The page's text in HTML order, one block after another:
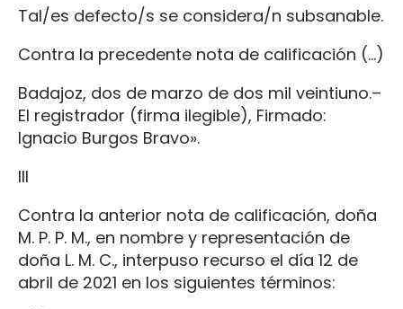
Tal/es defecto/s se considera/n subsanable.
Contra la precedente nota de calificación (…)
Badajoz, dos de marzo de dos mil veintiuno.–
El registrador (firma ilegible), Firmado:
Ignacio Burgos Bravo».
III
Contra la anterior nota de calificación, doña
M. P. P. M., en nombre y representación de
doña L. M. C., interpuso recurso el día 12 de
abril de 2021 en los siguientes términos: